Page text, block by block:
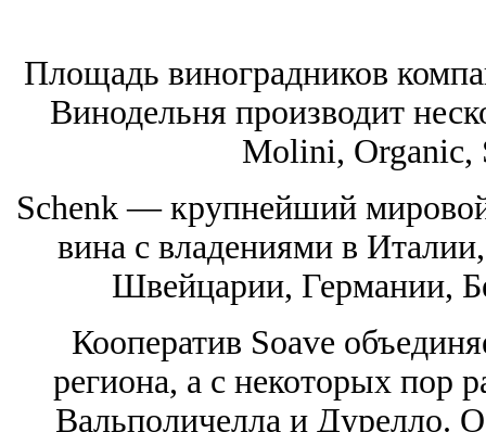
Площадь виноградников
Винодельня производит
Molini, Organic,
Schenk — крупнейший
вина с владениями в
Швейцарии, Германии,
Кооператив Soave
региона, а с некоторых пор
Вальполичелла и Дурелло.